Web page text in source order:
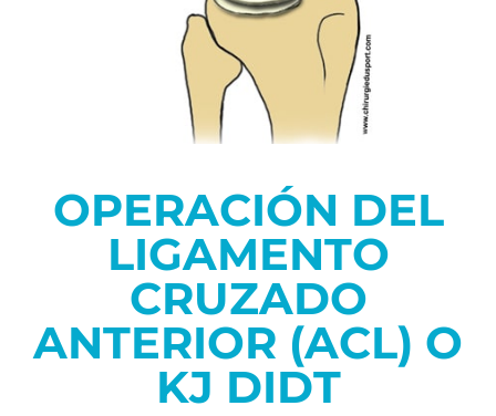
OPERACIÓN DEL
LIGAMENTO
CRUZADO
ANTERIOR (ACL) O
KJ DIDT